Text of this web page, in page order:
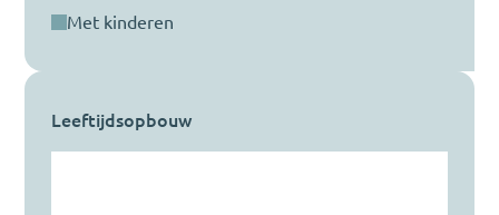
met kinderen
Leeftijdsopbouw